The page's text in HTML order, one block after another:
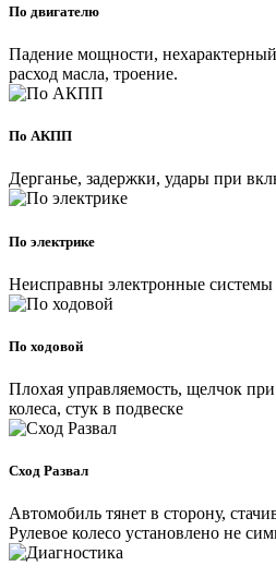
По двигателю
Падение мощности,
расход масла, троение.
По АКПП
Дерганье, задержки, удары при
По электрике
Неисправны электронные системы
По ходовой
Плохая управляемость, щелчок
колеса, стук в подвеске
Сход Развал
Автомобиль тянет в сторону,
Рулевое колесо установлено не